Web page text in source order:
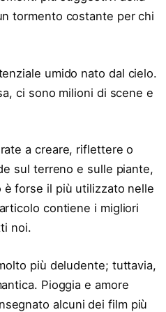
tormento costante per chi
umido nato dal cielo.
ci sono milioni di scene e
a creare, riflettere o
sul terreno e sulle piante,
forse il più utilizzato nelle
contiene i migliori
noi.
più deludente; tuttavia,
Pioggia e amore
alcuni dei film più